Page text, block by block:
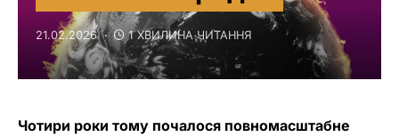
21.02.2026 1 ХВИЛИНА ЧИТАННЯ
Чотири роки тому почалося повномасштабне